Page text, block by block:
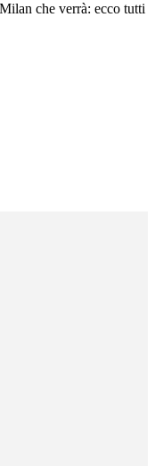
che verrà: ecco tutti